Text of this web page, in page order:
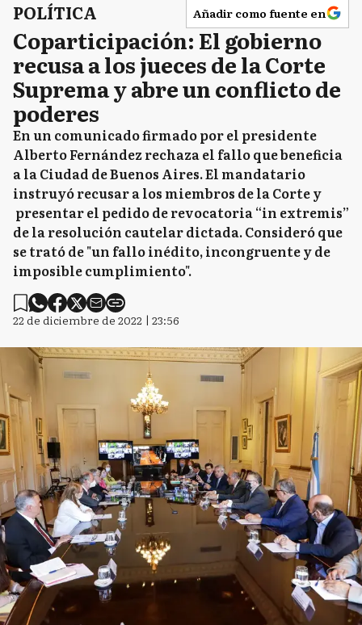
POLÍTICA Añadir como fuente en
Coparticipación: El gobierno
recusa a los jueces de la Corte
Suprema y abre un conflicto de
poderes
En un comunicado firmado por el presidente
Alberto Fernández rechaza el fallo que beneficia
a la Ciudad de Buenos Aires. El mandatario
instruyó recusar a los miembros de la Corte y
presentar el pedido de revocatoria “in extremis”
de la resolución cautelar dictada. Consideró que
se trató de "un fallo inédito, incongruente y de
imposible cumplimiento".
22 de diciembre de 2022 | 23:56